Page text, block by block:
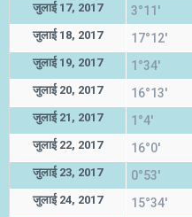
जुलाई 17, 2017 3°11'
जुलाई 18, 2017 17°12'
जुलाई 19, 2017 1°34'
जुलाई 20, 2017 16°13'
जुलाई 21, 2017 1°4'
जुलाई 22, 2017 16°0'
जुलाई 23, 2017 0°53'
जुलाई 24, 2017 15°34'